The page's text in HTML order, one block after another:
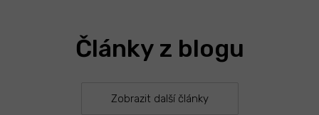
d
a
p
Články z blogu
Zobrazit další články